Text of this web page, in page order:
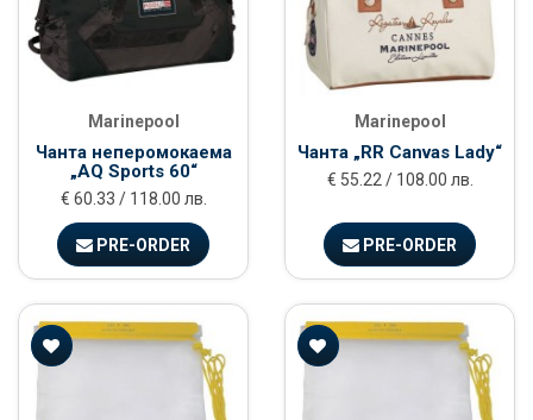
Marinepool
Чанта неперомокаема
„AQ Sports 60“
€ 60.33 / 118.00 лв.
PRE-ORDER
Marinepool
Чанта „RR Canvas Lady“
€ 55.22 / 108.00 лв.
PRE-ORDER